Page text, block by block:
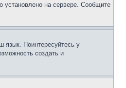
установлено на сервере. Сообщите
язык. Поинтересуйтесь у
создать и